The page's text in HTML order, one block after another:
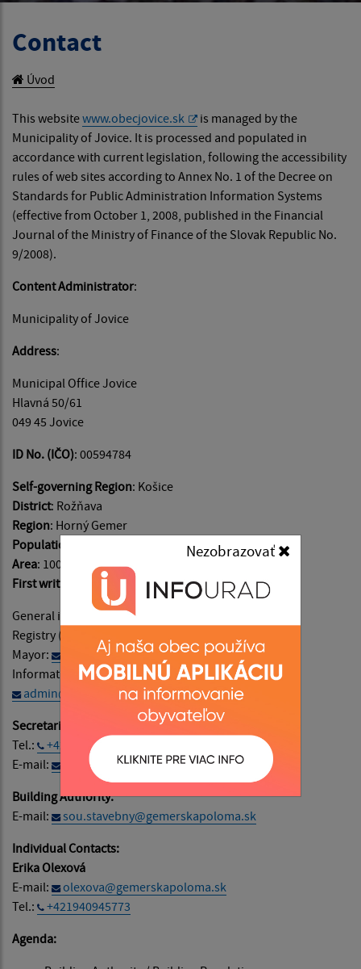
Nezobrazovať
Contact
Úvod
This websitewww.obecjovice.sk
is managed by the
Municipality of Jovice. It is processed and populated in
accordance with current legislation, following the accessibility
rules of web sites according to Annex No. 1 of the Decree on
Standards for Public Administration Information Systems
(effective from October 1, 2008, published in the Financial
Journal of the Ministry of Finance of the Slovak Republic No.
9/2008).
Content Administrator:
Municipality of Jovice
Address:
Municipal Office Jovice
Hlavná 50/61
049 45 Jovice
ID No. (IČO): 00594784
Self-governing Region: Košice
District: Rožňava
Region: Horný Gemer
Population
Area: 1007 ha
First written mention: in 1352
General information:
Registry (Filing Office):
Mayor:
starosta@obecjovice.sk
Information about website population:
admin@obecjovice.sk
Secretariat:
Tel.:
+421 58 732 65 29
E-mail:
sekretariat@obecjovice.sk
Building Authority:
E-mail:
sou.stavebny@gemerskapoloma.sk
Individual Contacts:
Erika Olexová
E-mail:
olexova@gemerskapoloma.sk
Tel.:
+421940945773
Agenda: